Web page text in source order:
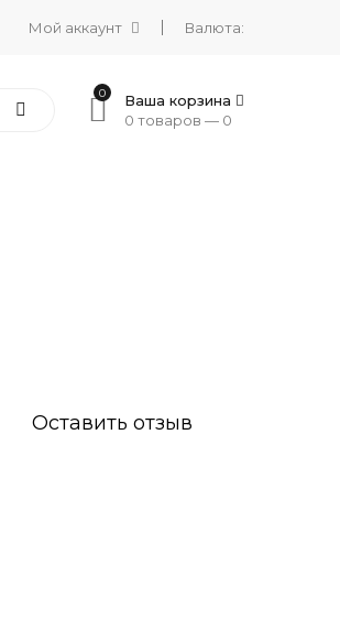
Мой аккаунт Валюта:
0
Ваша корзина
0 товаров — 0
Оставить отзыв